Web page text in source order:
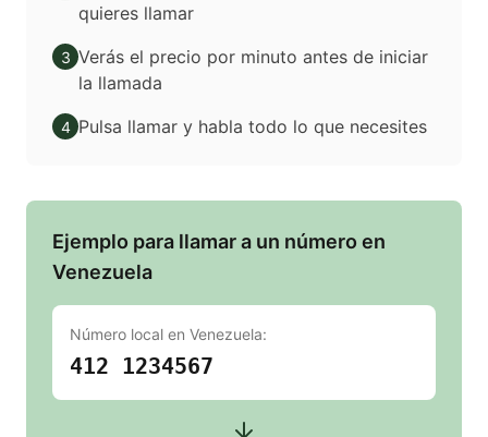
quieres llamar
3 Verás el precio por minuto antes de iniciar
la llamada
4 Pulsa llamar y habla todo lo que necesites
Ejemplo para llamar a un número en
Venezuela
Número local en Venezuela:
412 1234567